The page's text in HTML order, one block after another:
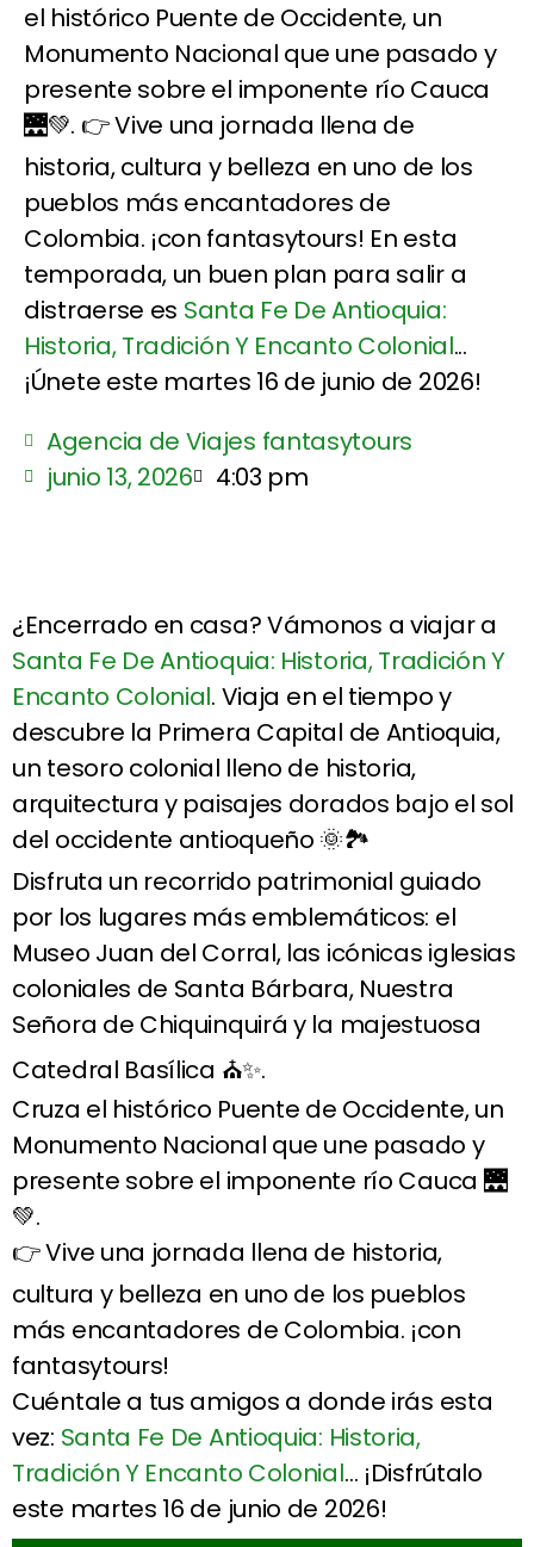
el histórico Puente de Occidente, un
Monumento Nacional que une pasado y
presente sobre el imponente río Cauca
🌉💚. 👉 Vive una jornada llena de
historia, cultura y belleza en uno de los
pueblos más encantadores de
Colombia. ¡con fantasytours! En esta
temporada, un buen plan para salir a
distraerse es Santa Fe De Antioquia:
Historia, Tradición Y Encanto Colonial...
¡Únete este martes 16 de junio de 2026!
Agencia de Viajes fantasytours
junio 13, 2026
4:03 pm
¿Encerrado en casa? Vámonos a viajar a
Santa Fe De Antioquia: Historia, Tradición Y
Encanto Colonial. Viaja en el tiempo y
descubre la Primera Capital de Antioquia,
un tesoro colonial lleno de historia,
arquitectura y paisajes dorados bajo el sol
del occidente antioqueño 🌞🏞️
Disfruta un recorrido patrimonial guiado
por los lugares más emblemáticos: el
Museo Juan del Corral, las icónicas iglesias
coloniales de Santa Bárbara, Nuestra
Señora de Chiquinquirá y la majestuosa
Catedral Basílica ⛪✨.
Cruza el histórico Puente de Occidente, un
Monumento Nacional que une pasado y
presente sobre el imponente río Cauca 🌉
💚.
👉 Vive una jornada llena de historia,
cultura y belleza en uno de los pueblos
más encantadores de Colombia. ¡con
fantasytours!
Cuéntale a tus amigos a donde irás esta
vez: Santa Fe De Antioquia: Historia,
Tradición Y Encanto Colonial… ¡Disfrútalo
este martes 16 de junio de 2026!